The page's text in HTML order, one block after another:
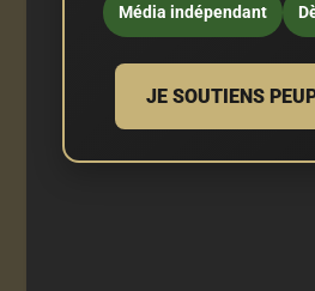
Média indépendant
JE SOUTIENS